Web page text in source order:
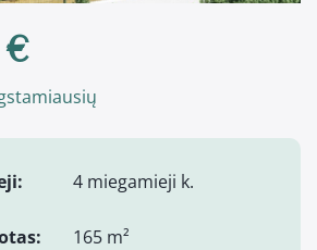
4 miegamieji k.
165 m²